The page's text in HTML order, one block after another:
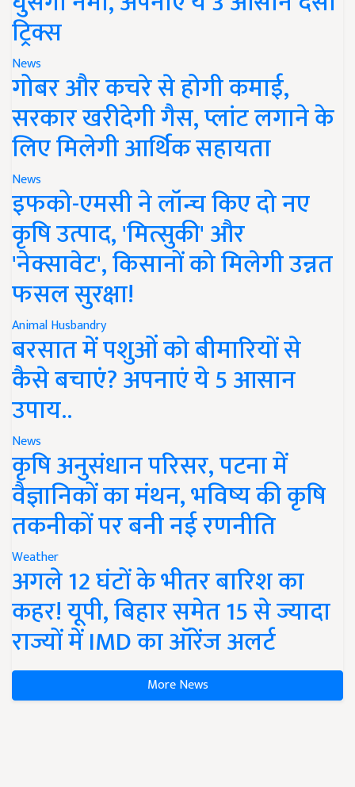
ट्रिक्स
News
गोबर और कचरे से होगी कमाई,
सरकार खरीदेगी गैस, प्लांट लगाने के
लिए मिलेगी आर्थिक सहायता
News
इफको-एमसी ने लॉन्च किए दो नए
कृषि उत्पाद, 'मित्सुकी' और
'नेक्सावेट', किसानों को मिलेगी उन्नत
फसल सुरक्षा!
Animal Husbandry
बरसात में पशुओं को बीमारियों से
कैसे बचाएं? अपनाएं ये 5 आसान
उपाय..
News
कृषि अनुसंधान परिसर, पटना में
वैज्ञानिकों का मंथन, भविष्य की कृषि
तकनीकों पर बनी नई रणनीति
Weather
अगले 12 घंटों के भीतर बारिश का
कहर! यूपी, बिहार समेत 15 से ज्यादा
राज्यों में IMD का ऑरेंज अलर्ट
More News